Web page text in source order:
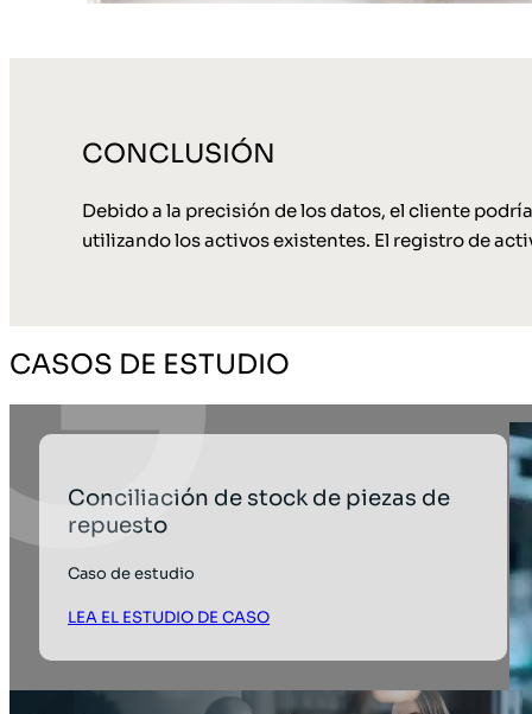
CONCLUSIÓN
Debido a la precisión de los datos, el cliente
utilizando los activos existentes. El registro de
CASOS DE ESTUDIO
Conciliación de stock de piezas de
repuesto
Caso de estudio
LEA EL ESTUDIO DE CASO